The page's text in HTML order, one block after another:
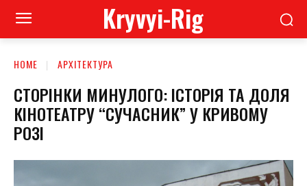
Kryvyi-Rig
HOME АРХІТЕКТУРА
СТОРІНКИ МИНУЛОГО: ІСТОРІЯ ТА ДОЛЯ
КІНОТЕАТРУ “СУЧАСНИК” У КРИВОМУ
РОЗІ